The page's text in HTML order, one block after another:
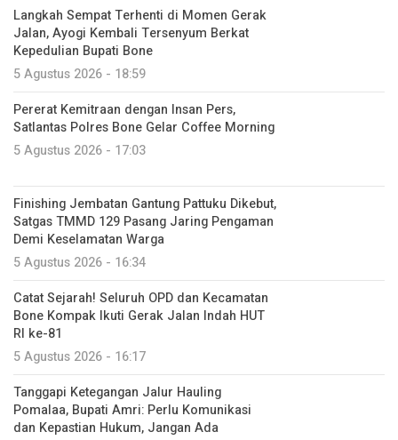
Langkah Sempat Terhenti di Momen Gerak
Jalan, Ayogi Kembali Tersenyum Berkat
Kepedulian Bupati Bone
5 Agustus 2026 - 18:59
Pererat Kemitraan dengan Insan Pers,
Satlantas Polres Bone Gelar Coffee Morning
5 Agustus 2026 - 17:03
Finishing Jembatan Gantung Pattuku Dikebut,
Satgas TMMD 129 Pasang Jaring Pengaman
Demi Keselamatan Warga
5 Agustus 2026 - 16:34
Catat Sejarah! Seluruh OPD dan Kecamatan
Bone Kompak Ikuti Gerak Jalan Indah HUT
RI ke-81
5 Agustus 2026 - 16:17
Tanggapi Ketegangan Jalur Hauling
Pomalaa, Bupati Amri: Perlu Komunikasi
dan Kepastian Hukum, Jangan Ada